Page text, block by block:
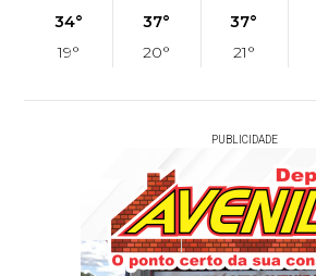
34°
19°
37°
20°
37°
21°
PUBLICIDADE